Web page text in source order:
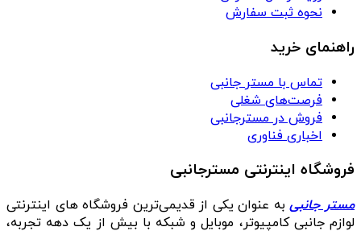
نحوه ثبت سفارش
راهنمای خرید
تماس با مستر جانبی
فرصت‌های شغلی
فروش در مسترجانبی
اخباری فناوری
فروشگاه اینترنتی مسترجانبی
مستر جانبیبه عنوان یکی از قدیمی‌ترین فروشگاه های اینترنتی
لوازم جانبی کامپیوتر، موبایل و شبکه با بیش از یک دهه تجربه،